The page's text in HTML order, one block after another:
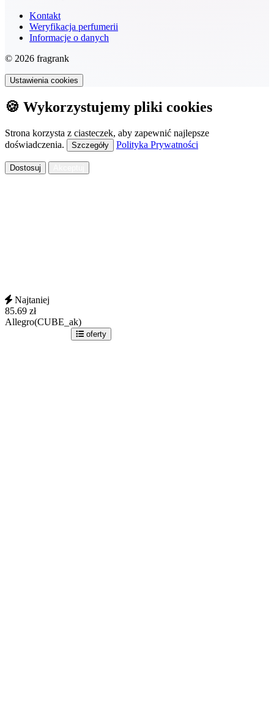
Kontakt
Weryfikacja perfumerii
Informacje o danych
© 2026 fragrank
Ustawienia cookies
🍪 Wykorzystujemy pliki cookies
Strona korzysta z ciasteczek, aby zapewnić najlepsze
doświadczenia.
Szczegóły Polityka Prywatności
Dostosuj
Najtaniej
85.69 zł
Allegro(CUBE_ak)
oferty